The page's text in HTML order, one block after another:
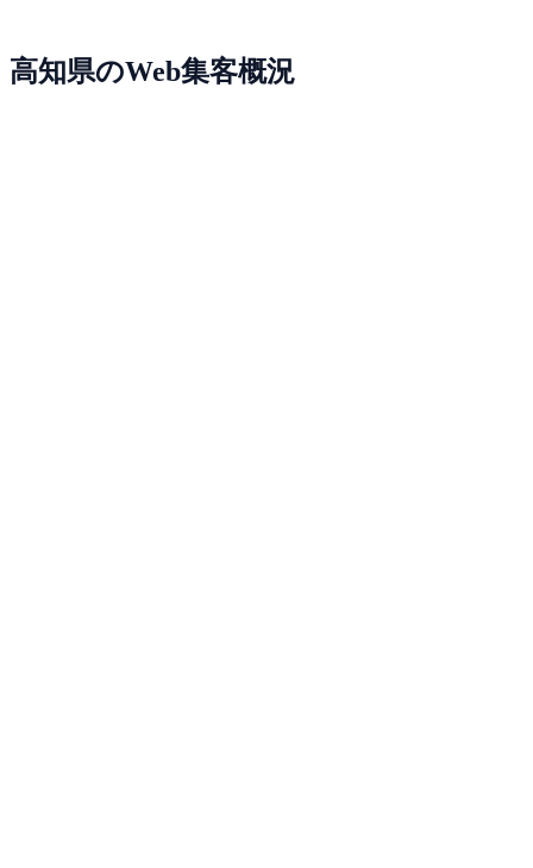
高知県のWeb集客概況